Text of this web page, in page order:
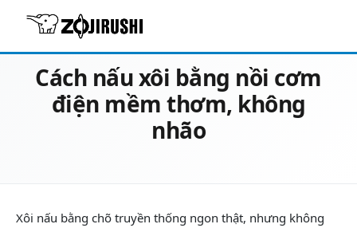
Cách nấu xôi bằng nồi cơm
điện mềm thơm, không
nhão
Xôi nấu bằng chõ truyền thống ngon thật, nhưng không